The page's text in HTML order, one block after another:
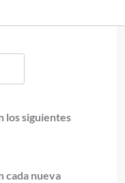
los siguientes
cada nueva